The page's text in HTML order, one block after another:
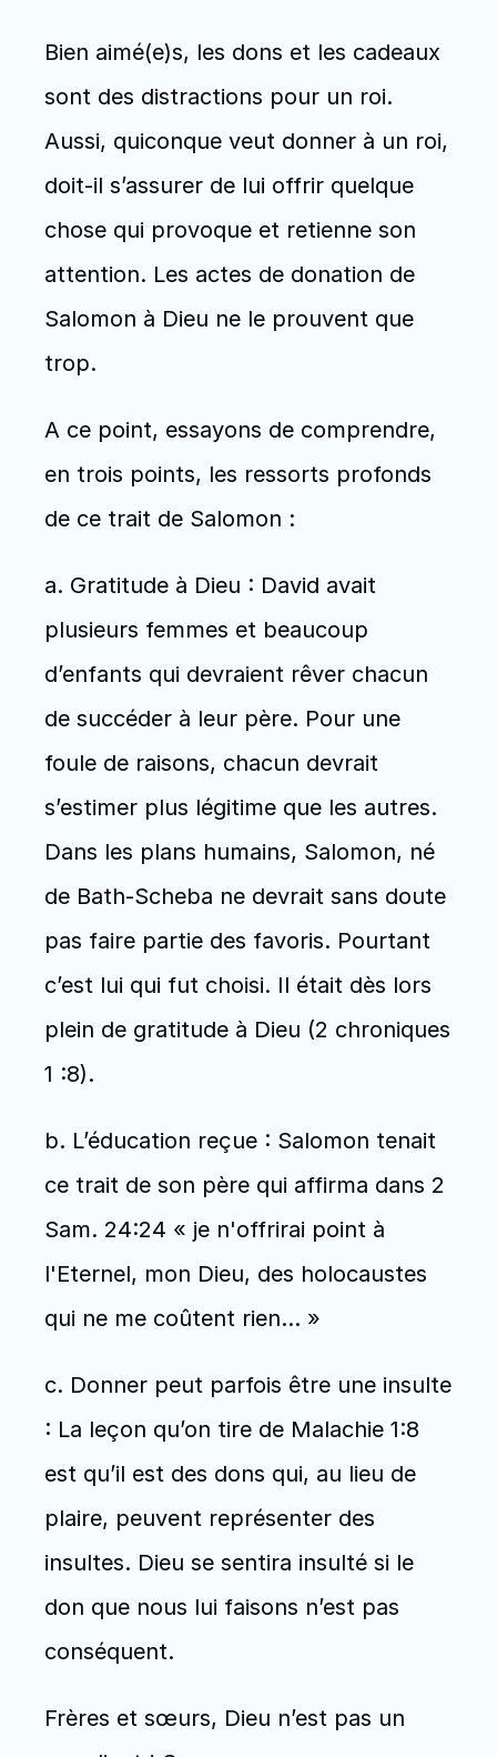
Bien aimé(e)s, les dons et les cadeaux
sont des distractions pour un roi.
Aussi, quiconque veut donner à un roi,
doit-il s’assurer de lui offrir quelque
chose qui provoque et retienne son
attention. Les actes de donation de
Salomon à Dieu ne le prouvent que
trop.
A ce point, essayons de comprendre,
en trois points, les ressorts profonds
de ce trait de Salomon :
a. Gratitude à Dieu : David avait
plusieurs femmes et beaucoup
d’enfants qui devraient rêver chacun
de succéder à leur père. Pour une
foule de raisons, chacun devrait
s’estimer plus légitime que les autres.
Dans les plans humains, Salomon, né
de Bath-Scheba ne devrait sans doute
pas faire partie des favoris. Pourtant
c’est lui qui fut choisi. Il était dès lors
plein de gratitude à Dieu (2 chroniques
1 :8).
b. L’éducation reçue : Salomon tenait
ce trait de son père qui affirma dans 2
Sam. 24:24 « je n'offrirai point à
l'Eternel, mon Dieu, des holocaustes
qui ne me coûtent rien… »
c. Donner peut parfois être une insulte
: La leçon qu’on tire de Malachie 1:8
est qu’il est des dons qui, au lieu de
plaire, peuvent représenter des
insultes. Dieu se sentira insulté si le
don que nous lui faisons n’est pas
conséquent.
Frères et sœurs, Dieu n’est pas un